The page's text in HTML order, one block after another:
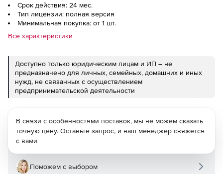
Срок действия: 24 мес.
Тип лицензии: полная версия
Минимальная покупка: от 1 шт.
Все характеристики
Доступно только юридическим лицам и ИП – не
предназначено для личных, семейных, домашних и иных
нужд, не связанных с осуществлением
предпринимательской деятельности
В связи с особенностями поставок, мы не можем сказать
точную цену. Оставьте запрос, и наш менеджер свяжется
с вами
Поможем с выбором